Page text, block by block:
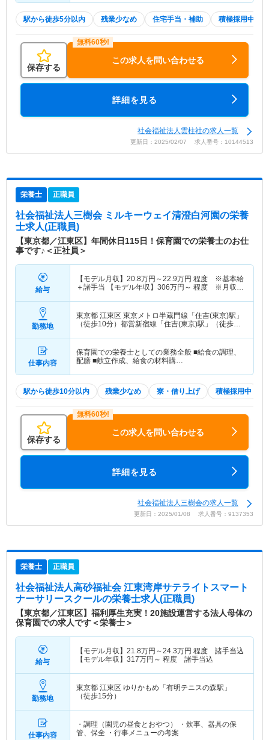
駅から徒歩5分以内 残業少なめ 住宅手当・補助 積極採用中
保存する
この求人を問い合わせる
詳細を見る
社会福祉法人雲柱社の求人一覧
更新日：2025/02/07 求人番号：10144513
栄養士 正職員
社会福祉法人三樹会 ミルキーウェイ清澄白河園の栄養
士求人(正職員)
【東京都／江東区】年間休日115日！保育園での栄養士のお仕
事です♪＜正社員＞
給与
【モデル月収】 20.8万円～22.9万円 程度 ※基本給
＋諸手当 【モデル年収】 306万円～ 程度 ※月収
勤務地
東京都 江東区 東京メトロ半蔵門線「住吉(東京)駅」
（徒歩10分）都営新宿線「住吉(東京)駅」（徒歩10
仕事内容
保育園での栄養士としての業務全般 ■給食の調理、
配膳 ■献立作成、給食の材料購…
駅から徒歩10分以内 残業少なめ 寮・借り上げ 積極採用中
保存する
この求人を問い合わせる
詳細を見る
社会福祉法人三樹会の求人一覧
更新日：2025/01/08 求人番号：9137353
栄養士 正職員
社会福祉法人高砂福祉会 江東湾岸サテライトスマート
ナーサリースクールの栄養士求人(正職員)
【東京都／江東区】福利厚生充実！20施設運営する法人母体の
保育園での求人です＜栄養士＞
給与
【モデル月収】 21.8万円～24.3万円 程度 諸手当込
【モデル年収】 317万円～ 程度 諸手当込
勤務地
東京都 江東区 ゆりかもめ「有明テニスの森駅」
（徒歩15分）
仕事内容
・調理（園児の昼食とおやつ） ・炊事、器具の保
管、保全 ・行事メニューの考案